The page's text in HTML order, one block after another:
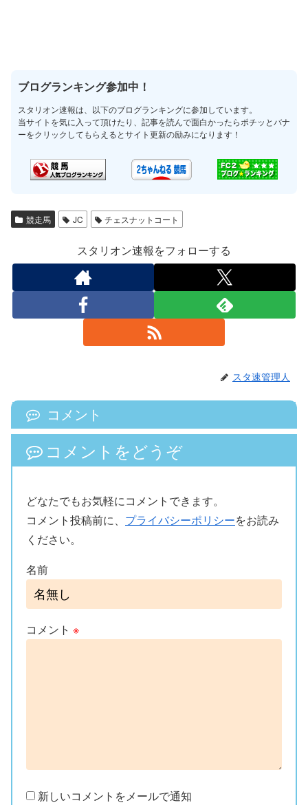
ブログランキング参加中！
スタリオン速報は、以下のブログランキングに参加しています。
当サイトを気に入って頂けたり、記事を読んで面白かったらポチッとバナ
ーをクリックしてもらえるとサイト更新の励みになります！
競走馬 JC チェスナットコート
スタリオン速報をフォローする
スタ速管理人
コメント
コメントをどうぞ
どなたでもお気軽にコメントできます。
コメント投稿前に、 プライバシーポリシーをお読み
ください。
名前
コメント ※
新しいコメントをメールで通知